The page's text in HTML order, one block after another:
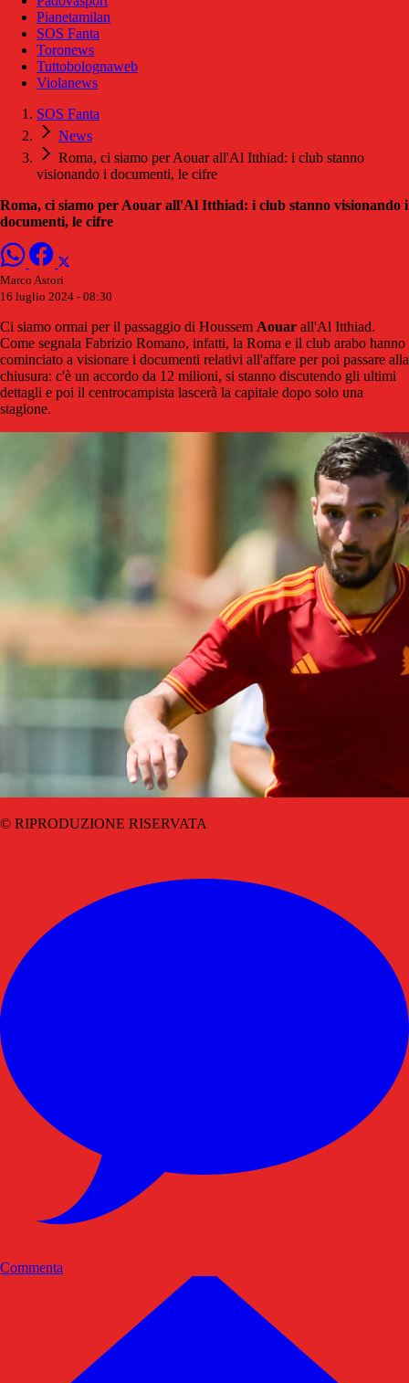
Pianetamilan
SOS Fanta
Toronews
Tuttobolognaweb
Violanews
SOS Fanta
News
Roma, ci siamo per Aouar all'Al Itthiad: i club stanno
visionando i documenti, le cifre
Roma, ci siamo per Aouar all'Al Itthiad: i club stanno visionando i
documenti, le cifre
Marco Astori
16 luglio 2024 - 08:30
Ci siamo ormai per il passaggio di Houssem Aouar all'Al Itthiad.
Come segnala Fabrizio Romano, infatti, la Roma e il club arabo hanno
cominciato a visionare i documenti relativi all'affare per poi passare alla
chiusura: c'è un accordo da 12 milioni, si stanno discutendo gli ultimi
dettagli e poi il centrocampista lascerà la capitale dopo solo una
stagione.
© RIPRODUZIONE RISERVATA
Commenta